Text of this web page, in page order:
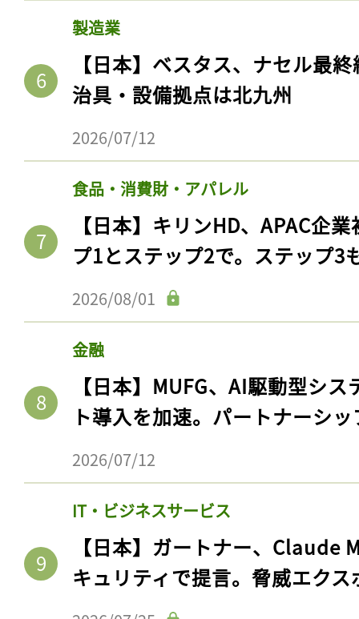
製造業
【日本】ベスタス、ナセル最
治具・設備拠点は北九州
2026/07/12
食品・消費財・アパレル
【日本】キリンHD、APAC企
プ1とステップ2で。ステップ3
2026/08/01
金融
【日本】MUFG、AI駆動型シ
ト導入を加速。パートナーシ
2026/07/12
IT・ビジネスサービス
【日本】ガートナー、Claude
キュリティで提言。脅威エク